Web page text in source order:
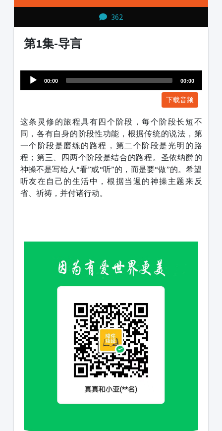
362
第1集-导言
Player
00:00 00:00
下载音频
这条灵修的旅程具有四个阶段，每个阶段长短不
同，各有自身的阶段性功能，根据传统的说法，第
一个阶段是磨练的路程，第二个阶段是光明的路
程；第三、四两个阶段是结合的路程。圣依纳爵的
神操不是写给人“看”或“听”的，而是要“做”的。希望
听友在自己的生活中，根据当週的神操主题来反
省、祈祷，并付诸行动。